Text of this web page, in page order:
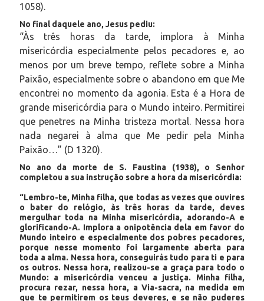
1058).
No final daquele ano, Jesus pediu:
“Às três horas da tarde, implora à Minha
misericórdia especialmente pelos pecadores e, ao
menos por um breve tempo, reflete sobre a Minha
Paixão, especialmente sobre o abandono em que Me
encontrei no momento da agonia. Esta é a Hora de
grande misericórdia para o Mundo inteiro. Permitirei
que penetres na Minha tristeza mortal. Nessa hora
nada negarei à alma que Me pedir pela Minha
Paixão…” (D 1320).
No ano da morte de S. Faustina (1938), o Senhor
completou a sua instrução sobre a hora da misericórdia:
“Lembro-te, Minha filha, que todas as vezes que ouvires
o bater do relógio, às três horas da tarde, deves
mergulhar toda na Minha misericórdia, adorando-A e
glorificando-A. Implora a onipotência dela em favor do
Mundo inteiro e especialmente dos pobres pecadores,
porque nesse momento foi largamente aberta para
toda a alma. Nessa hora, conseguirás tudo para ti e para
os outros. Nessa hora, realizou-se a graça para todo o
Mundo: a misericórdia venceu a justiça. Minha filha,
procura rezar, nessa hora, a Via-sacra, na medida em
que te permitirem os teus deveres, e se não puderes